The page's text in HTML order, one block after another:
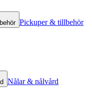
Pickuper & tillbehör
Nålar & nålvård